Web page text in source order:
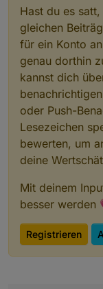
Hast du es
gleichen
für ein Konto
genau dorthin
kannst dich
oder Push-
Lesezeichen
bewerten, um
deine
Mit deinem
besser werden
Registrieren